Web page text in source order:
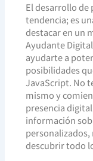
El desarrollo de
tendencia; es
destacar en un
Ayudante
ayudarte a
posibilidades
JavaScript. No
mismo y
presencia
información
personalizados,
descubrir todo